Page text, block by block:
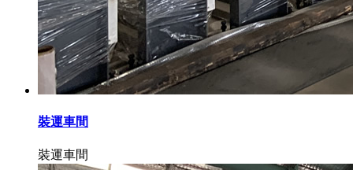
裝運車間
裝運車間